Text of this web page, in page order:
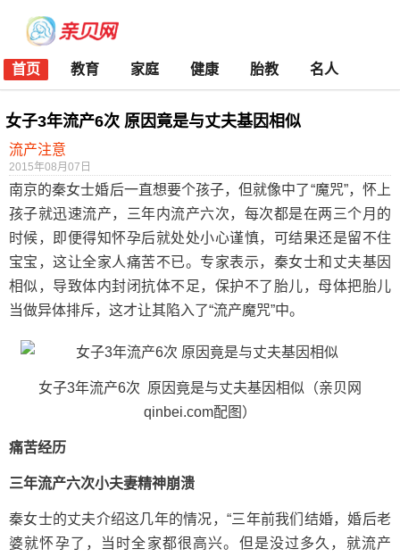
首页 教育 家庭 健康 胎教 名人
女子3年流产6次 原因竟是与丈夫基因相似
流产注意
2015年08月07日
南京的秦女士婚后一直想要个孩子，但就像中了“魔咒”，怀上
孩子就迅速流产，三年内流产六次，每次都是在两三个月的
时候，即便得知怀孕后就处处小心谨慎，可结果还是留不住
宝宝，这让全家人痛苦不已。专家表示，秦女士和丈夫基因
相似，导致体内封闭抗体不足，保护不了胎儿，母体把胎儿
当做异体排斥，这才让其陷入了“流产魔咒”中。
女子3年流产6次 原因竟是与丈夫基因相似 （亲贝网
qinbei.com配图）
痛苦经历
三年流产六次小夫妻精神崩溃
秦女士的丈夫介绍这几年的情况，“三年前我们结婚，婚后老
婆就怀孕了，当时全家都很高兴。但是没过多久，就流产